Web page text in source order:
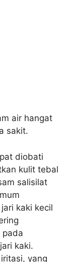
air hangat
sakit.
diobati
kulit tebal
salisilat
kaki kecil
pada
kaki.
yang